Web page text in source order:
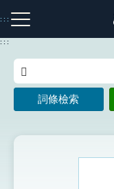
到
主
:::
注音索引圖示
:::
詞條檢索